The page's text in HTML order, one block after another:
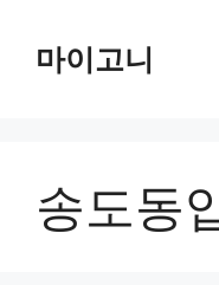
마이고니
송도동